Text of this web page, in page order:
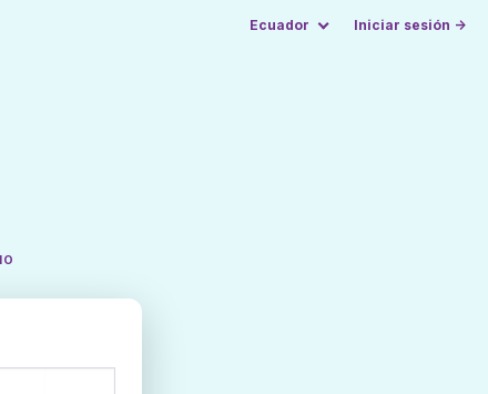
Ecuador Iniciar sesión →